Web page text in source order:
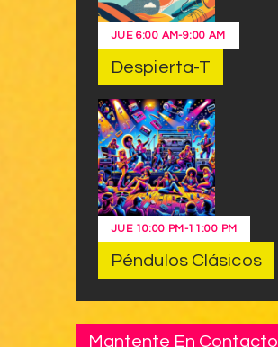
JUE 6:00 AM-9:00 AM
Despierta-T
JUE 10:00 PM -11:00 PM
Péndulos Clásicos
Mantente En Contacto